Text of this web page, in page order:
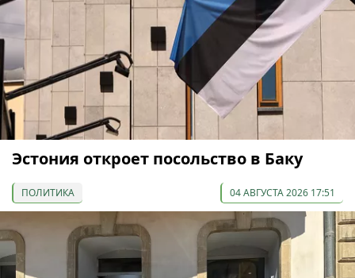
Эстония откроет посольство в Баку
ПОЛИТИКА 04 АВГУСТА 2026 17:51